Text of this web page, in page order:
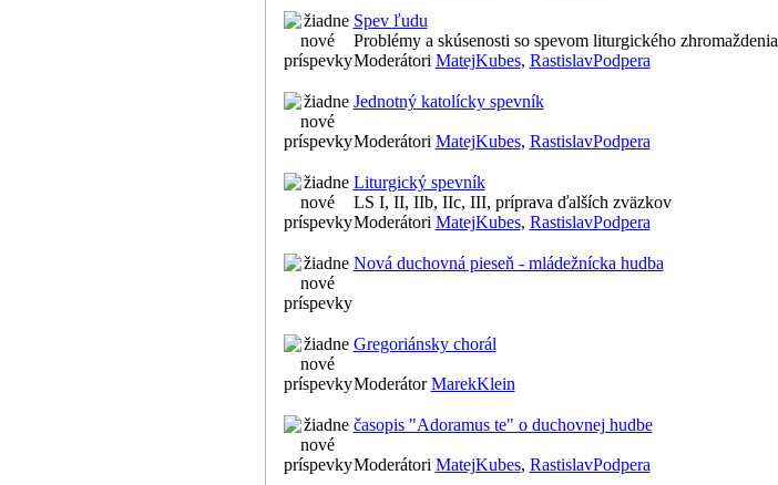
Spev ľudu
Problémy a skúsenosti so spevom liturgického zhromaždenia
Moderátori MatejKubes, RastislavPodpera
Jednotný katolícky spevník
Moderátori MatejKubes, RastislavPodpera
Liturgický spevník
LS I, II, IIb, IIc, III, príprava ďalších zväzkov
Moderátori MatejKubes, RastislavPodpera
Nová duchovná pieseň - mládežnícka hudba
Gregoriánsky chorál
ModerátorMarekKlein
časopis "Adoramus te" o duchovnej hudbe
Moderátori MatejKubes, RastislavPodpera